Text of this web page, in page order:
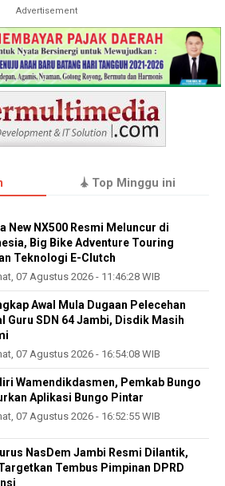
Advertisement
Top Minggu ini
New NX500 Resmi Meluncur di
Big Bike Adventure Touring
Teknologi E-Clutch
07 Agustus 2026 - 11:46:28 WIB
Awal Mula Dugaan Pelecehan
Guru SDN 64 Jambi, Disdik Masih
07 Agustus 2026 - 16:54:08 WIB
Wamendikdasmen, Pemkab Bungo
Aplikasi Bungo Pintar
07 Agustus 2026 - 16:52:55 WIB
NasDem Jambi Resmi Dilantik,
Tembus Pimpinan DPRD